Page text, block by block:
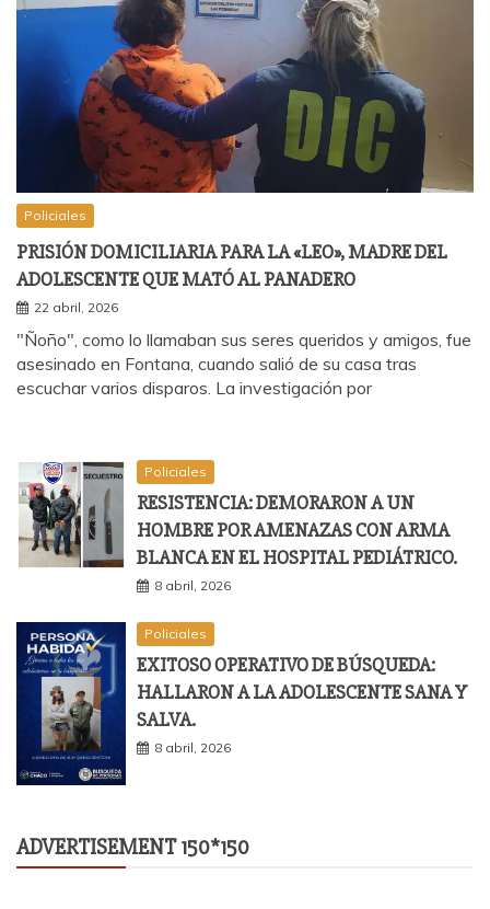
Policiales
PRISIÓN DOMICILIARIA PARA LA «LEO», MADRE DEL
ADOLESCENTE QUE MATÓ AL PANADERO
22 abril, 2026
"Ñoño", como lo llamaban sus seres queridos y amigos, fue
asesinado en Fontana, cuando salió de su casa tras
escuchar varios disparos. La investigación por
Policiales
RESISTENCIA: DEMORARON A UN
HOMBRE POR AMENAZAS CON ARMA
BLANCA EN EL HOSPITAL PEDIÁTRICO.
8 abril, 2026
Policiales
EXITOSO OPERATIVO DE BÚSQUEDA:
HALLARON A LA ADOLESCENTE SANA Y
SALVA.
8 abril, 2026
ADVERTISEMENT 150*150